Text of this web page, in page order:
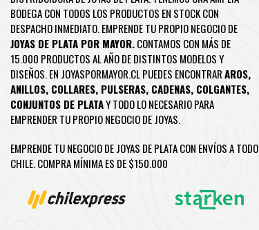
BODEGA CON TODOS LOS PRODUCTOS EN STOCK CON
DESPACHO INMEDIATO. EMPRENDE TU PROPIO NEGOCIO DE
JOYAS DE PLATA POR MAYOR.CONTAMOS CON MÁS DE
15.000 PRODUCTOS AL AÑO DE DISTINTOS MODELOS Y
DISEÑOS. EN JOYASPORMAYOR.CL PUEDES ENCONTRARAROS,
ANILLOS, COLLARES, PULSERAS, CADENAS, COLGANTES,
CONJUNTOS DE PLATAY TODO LO NECESARIO PARA
EMPRENDER TU PROPIO NEGOCIO DE JOYAS.
EMPRENDE TU NEGOCIO DE JOYAS DE PLATA CON ENVÍOS A TODO
CHILE. COMPRA MÍNIMA ES DE $150.000